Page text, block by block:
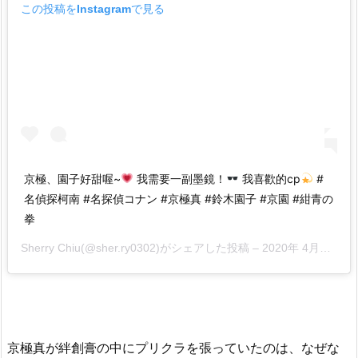
この投稿をInstagramで見る
京極、園子好甜喔~ 我需要一副墨鏡！ 我喜歡的cp
#
名偵探柯南 #名探偵コナン #京極真 #鈴木園子 #京園 #紺青の
拳
Sherry Chiu(@sher.ry0302)がシェアした投稿 – 2020年 4月月11日午前9時09分PDT
京極真が絆創膏の中にプリクラを張っていたのは、なぜな